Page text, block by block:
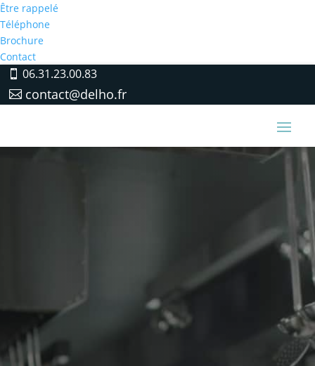
Être rappelé
Téléphone
Brochure
Contact
06.31.23.00.83
contact@delho.fr